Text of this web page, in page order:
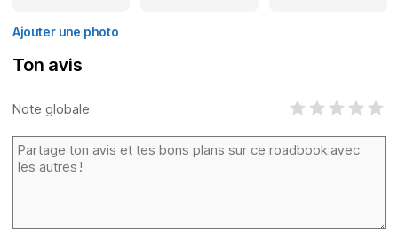
Ajouter une photo
Ton avis
Note globale